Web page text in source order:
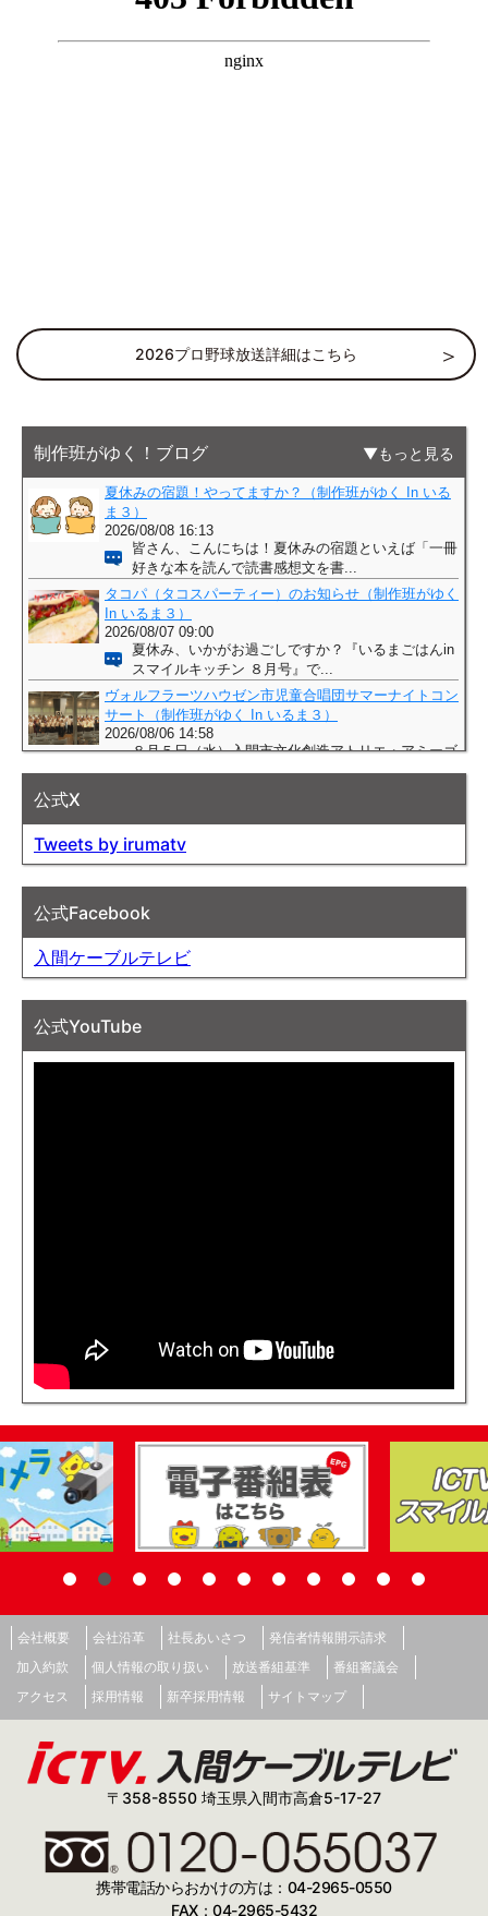
2026プロ野球放送詳細はこちら
制作班がゆく！ブログ もっと見る
公式X
Tweets by irumatv
公式Facebook
入間ケーブルテレビ
公式YouTube
会社概要 会社沿革 社長あいさつ
発信者情報開示請求
加入約款
個人情報の取り扱い 放送番組基準
番組審議会
アクセス
採用情報 新卒採用情報 サイトマップ
〒358-8550 埼玉県入間市高倉5-17-27
携帯電話からおかけの方は：04-2965-0550
FAX：04-2965-5432